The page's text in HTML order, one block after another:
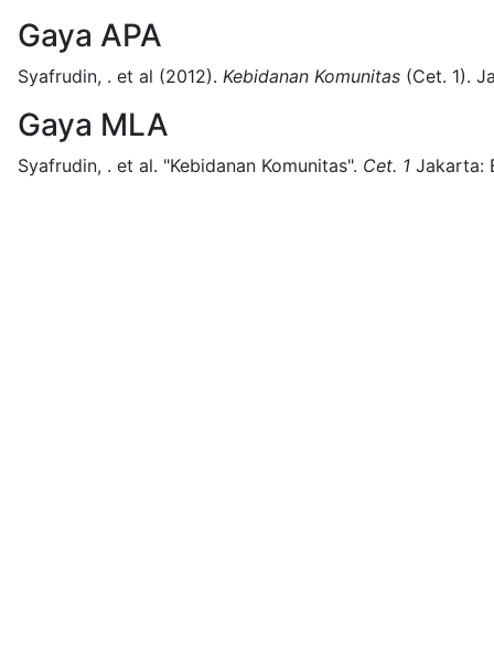
Gaya APA
Syafrudin, . et al (2012). Kebidanan Komunitas (Cet. 1).
Gaya MLA
Syafrudin, . et al. "Kebidanan Komunitas". Cet. 1 Jakarta: